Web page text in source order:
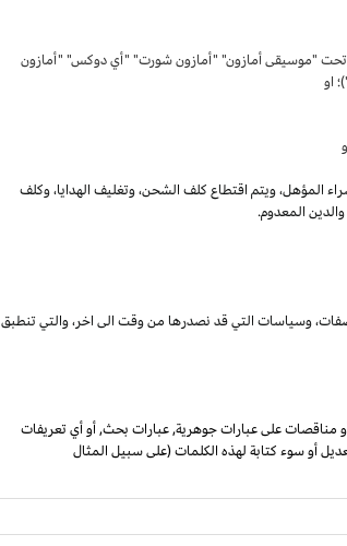
تحت "موسيقى أمازون" "أمازون شورت" "أي دوكس" "أمازون
او
المؤهل،ويتم اقتطاع كلف الشحن،وتغليف الهدايا،وكلف
المعدوم.
،وسياسات التي قد نصدرها من وقت الى اخر،والتي تنطبق
مناقصات على عبارات جوهرية, عبارات بحث, أو أي تعريفات
أو سوء كتابة لهذه الكلمات (على سبيل المثال